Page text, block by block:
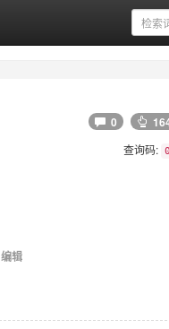
0
查询码:
编辑